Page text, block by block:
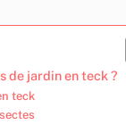
de jardin en teck ?
teck